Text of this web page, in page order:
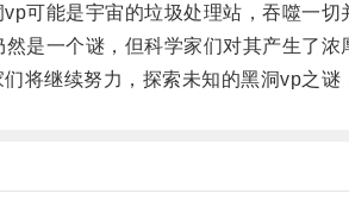
能是宇宙的垃圾处理站，吞噬一切
一个谜，但科学家们对其产生了浓
继续努力，探索未知的黑洞vp之谜